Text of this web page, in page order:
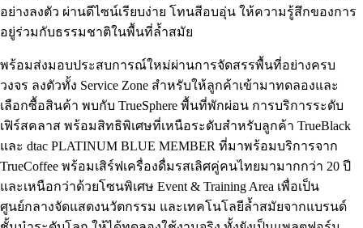
อย่างลงตัว ผ่านดีไซน์เรียบง่าย โทนสีอบอุ่น ให้ความรู้สึกของการ
อยู่ร่วมกับธรรมชาติในพื้นที่ล้ำสมัย
พร้อมส่งมอบประสบการณ์ใหม่ผ่านการจัดสรรพื้นที่อย่างครบ
วงจร ลงตัวทั้ง Service Zone สำหรับให้ลูกค้าเข้ามาทดลองและ
เลือกซื้อสินค้า พบกับ TrueSphere พื้นที่พักผ่อน การบริการระดับ
เฟิร์สคลาส พร้อมสิทธิพิเศษที่เหนือระดับสำหรับลูกค้า TrueBlack
และ dtac PLATINUM BLUE MEMBER ที่มาพร้อมบริการจาก
TrueCoffee พร้อมเสิร์ฟเครื่องดื่มรสเลิศคู่คนไทยมามากกว่า 20 ปี
และเหนือกว่าด้วยโซนพิเศษ Event & Training Area เพื่อเป็น
ศูนย์กลางจัดแสดงนวัตกรรม และเทคโนโลยีล้ำสมัยจากแบรนด์